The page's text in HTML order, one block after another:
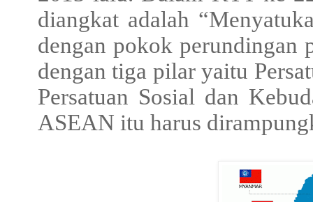
diangkat adalah
dengan pokok perundingan
dengan tiga pilar yaitu
Persatuan Sosial dan
ASEAN itu harus